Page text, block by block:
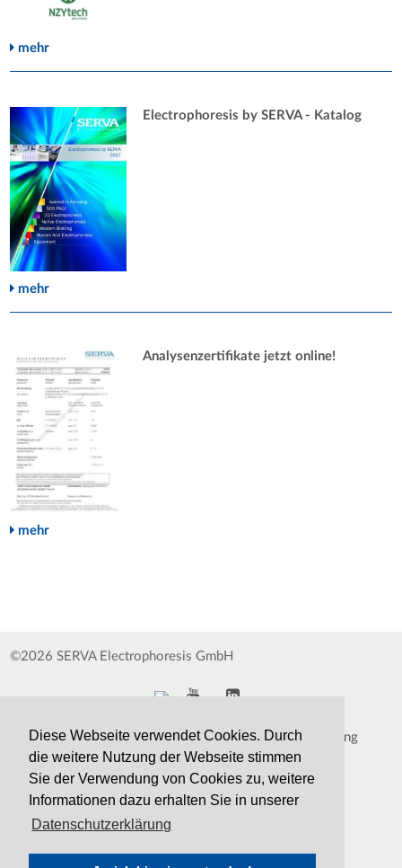
Diese Webseite verwendet Cookies. Durch
die weitere Nutzung der Webseite stimmen
Sie der Verwendung von Cookies zu, weitere
Informationen dazu erhalten Sie in unserer
Datenschutzerklärung
mehr
Electrophoresis by SERVA - Katalog
mehr
Analysenzertifikate jetzt online!
mehr
©2026 SERVA Electrophoresis GmbH
Impressum Datenschutzerklärung
Kontakt Druckversion